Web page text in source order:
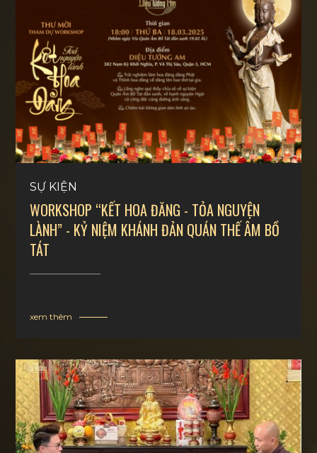
SỰ KIỆN
WORKSHOP “KẾT HOA ĐĂNG - TỎA NGUYỆN
LÀNH” - KỶ NIỆM KHÁNH ĐẢN QUÁN THẾ ÂM BỒ
TÁT
xem thêm